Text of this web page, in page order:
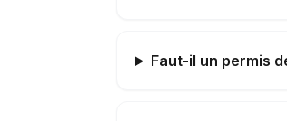
Faut-il un permis